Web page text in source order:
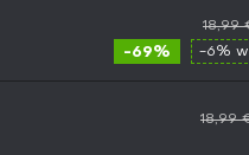
18,99
-69% -6%
18,99